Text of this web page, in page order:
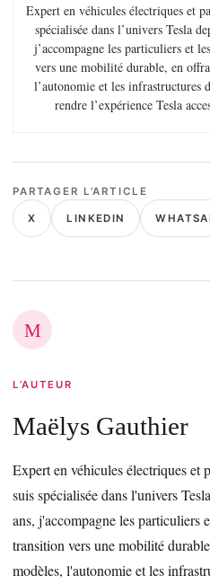
Expert en véhicules électriques et
spécialisée dans l’univers Tesla
j’accompagne les particuliers et
vers une mobilité durable, en
l’autonomie et les infrastructures
rendre l’expérience Tesla
PARTAGER L’ARTICLE
X LINKEDIN
M
L’AUTEUR
Maëlys Gauthier
Expert en véhicules électriques et
suis spécialisée dans l'univers
ans, j'accompagne les particuliers
transition vers une mobilité
modèles, l'autonomie et les